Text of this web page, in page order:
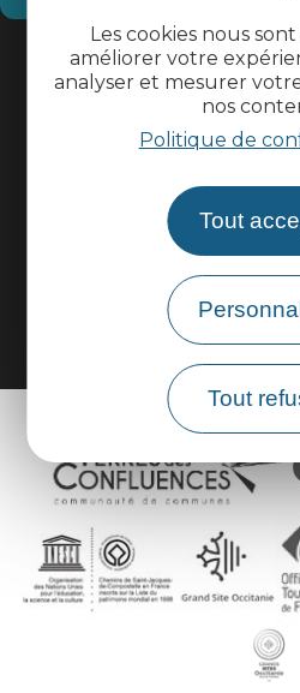
Les cookies nous
améliorer votre
analyser et mesurer
nos
Politique de
Tout
Tout
Informations
Espace